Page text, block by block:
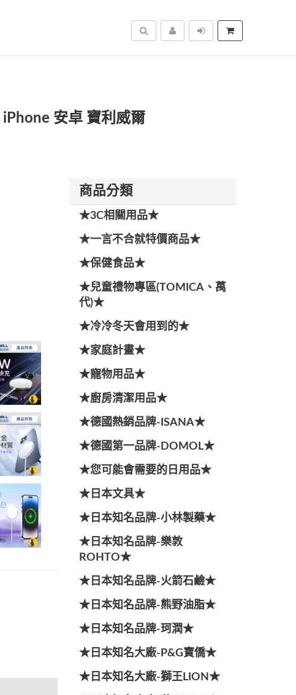
搜尋
安卓 寶利威爾
商品分類
★3C相關用品★
★一言不合就特價商品★
★保健食品★
★兒童禮物專區(TOMICA、萬
代)★
★冷冷冬天會用到的★
★家庭計畫★
★寵物用品★
★廚房清潔用品★
★德國熱銷品牌-ISANA★
★德國第一品牌-DOMOL★
★您可能會需要的日用品★
★日本文具★
★日本知名品牌-小林製藥★
★日本知名品牌-樂敦
ROHTO★
★日本知名品牌-火箭石鹼★
★日本知名品牌-熊野油脂★
★日本知名品牌-珂潤★
★日本知名大廠-P&G寶僑★
★日本知名大廠-獅王LION★